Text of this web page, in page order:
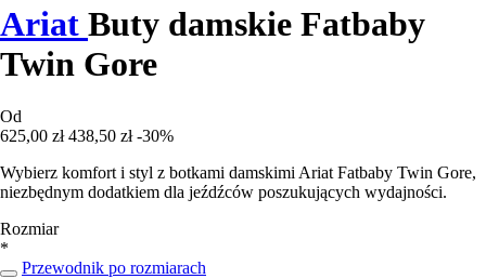
Ariat Buty damskie Fatbaby
Twin Gore
Od
625,00 zł 438,50 zł -30%
Wybierz komfort i styl z botkami damskimi Ariat Fatbaby Twin Gore,
niezbędnym dodatkiem dla jeźdźców poszukujących wydajności.
Rozmiar
*
Przewodnik po rozmiarach